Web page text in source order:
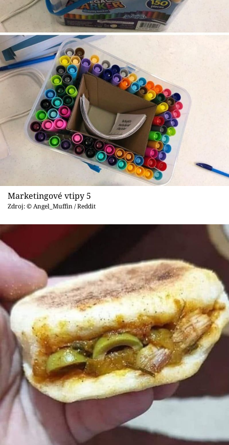
Marketingové vtipy 5
Zdroj: © Angel_Muffin / Reddit